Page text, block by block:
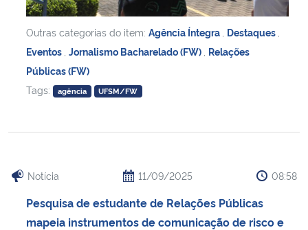
Outras categorias do item: Agência Íntegra Destaques
Eventos Jornalismo Bacharelado (FW) Relações
Públicas (FW)
Tags:
agência UFSM/FW
Notícia 11/09/2025 08:58
Pesquisa de estudante de Relações Públicas
mapeia instrumentos de comunicação de risco e